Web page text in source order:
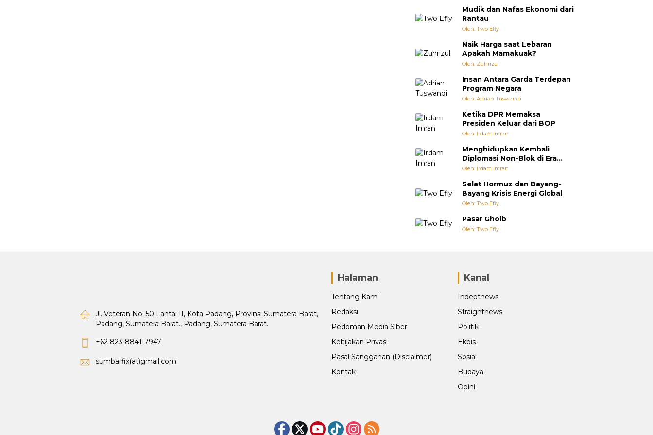
Mudik dan Nafas Ekonomi dari
Rantau
Oleh: Two Efly
Naik Harga saat Lebaran
Apakah Mamakuak?
Oleh: Zuhrizul
Insan Antara Garda Terdepan
Program Negara
Oleh: Adrian Tuswandi
Ketika DPR Memaksa
Presiden Keluar dari BOP
Oleh: Irdam Imran
Menghidupkan Kembali
Diplomasi Non-Blok di Era
Multipolar
Oleh: Irdam Imran
Selat Hormuz dan Bayang-
Bayang Krisis Energi Global
Oleh: Two Efly
Pasar Ghoib
Oleh: Two Efly
Jl. Veteran No. 50 Lantai II, Kota Padang, Provinsi Sumatera Barat,
Padang, Sumatera Barat., Padang, Sumatera Barat.
+62 823-8841-7947
sumbarfix(at)gmail.com
Halaman
Tentang Kami
Redaksi
Pedoman Media Siber
Kebijakan Privasi
Pasal Sanggahan (Disclaimer)
Kontak
Kanal
Indeptnews
Straightnews
Politik
Ekbis
Sosial
Budaya
Opini